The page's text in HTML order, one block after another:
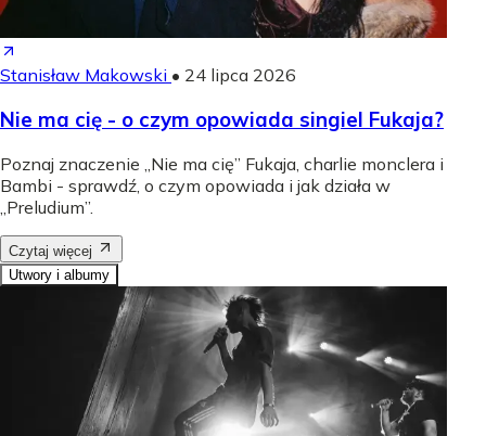
Stanisław Makowski • 24 lipca 2026
Nie ma cię - o czym opowiada singiel Fukaja?
Poznaj znaczenie „Nie ma cię” Fukaja, charlie monclera i
Bambi - sprawdź, o czym opowiada i jak działa w
„Preludium”.
Czytaj więcej
Utwory i albumy